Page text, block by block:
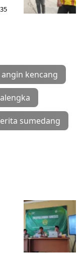
angin kencang
sumedang